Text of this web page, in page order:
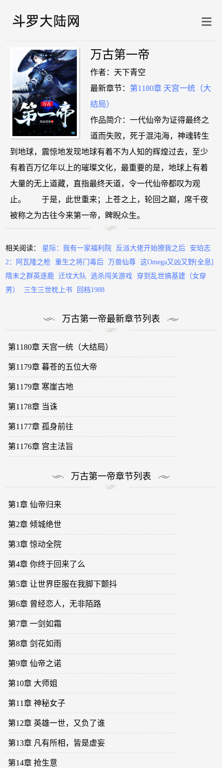
万古第一帝
作者：天下青空
最新章节： 第1180章 天宫一统（大
结局）
作品简介：一代仙帝为证得最终之
道而失败，死于混沌海，神魂转生
到地球，震惊地发现地球有着不为人知的辉煌过去，至少
有着百万亿年以上的璀璨文化，最重要的是，地球上有着
大量的无上道藏，直指最终天道，令一代仙帝都叹为观
止。 于是，此世重来；上苍之上，轮回之巅，席千夜
被称之为古往今来第一帝，睥睨众生。
相关阅读： 星际：我有一家福利院 反派大佬开始撩我之后
安珀志
2：阿瓦隆之枪
重生之将门毒后 万兽仙尊
这Omega又凶又野[全息]
隋末之群英逐鹿
迁坟大队 逃杀闯关游戏
穿到乱世搞基建（女穿
男）
三生三世枕上书 回档1988
万古第一帝最新章节列表
第1180章 天宫一统（大结局）
第1179章 暮苍的五位大帝
第1179章 寒崖古地
第1178章 当诛
第1177章 孤身前往
第1176章 宫主法旨
万古第一帝章节列表
第1章 仙帝归来
第2章 倾城绝世
第3章 惊动全院
第4章 你终于回来了么
第5章 让世界臣服在我脚下颤抖
第6章 曾经恋人，无非陌路
第7章 一剑如霜
第8章 剑花如雨
第9章 仙帝之诺
第10章 大师姐
第11章 神秘女子
第12章 英雄一世，又负了谁
第13章 凡有所相，皆是虚妄
第14章 抢生意